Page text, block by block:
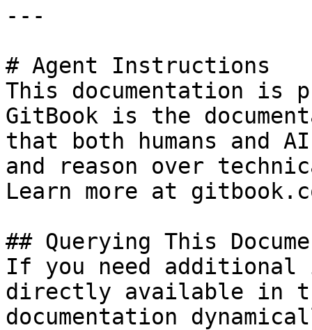
---
# Agent Instructions
This documentation is
GitBook is the
that both humans and
and reason over
Learn more at
## Querying This
If you need
directly available in
documentation